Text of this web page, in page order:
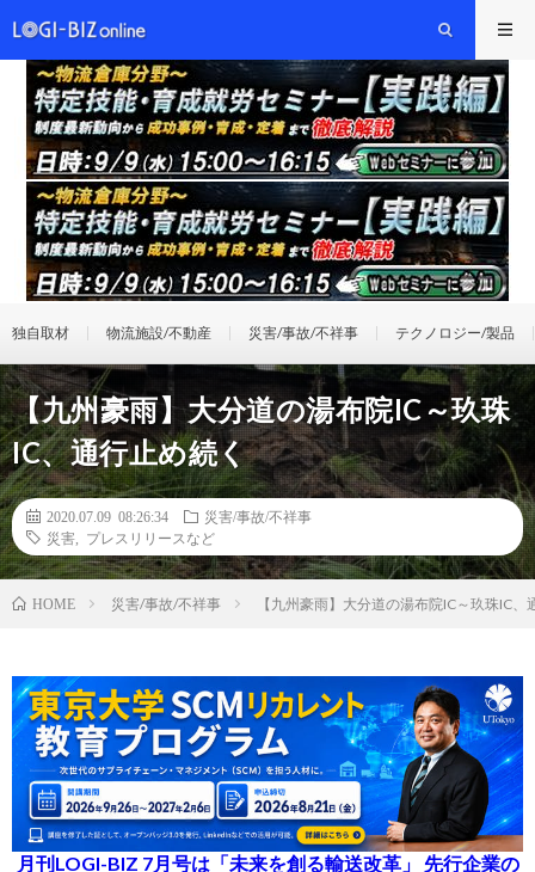
独自取材 物流施設/不動産 災害/事故/不祥事 テクノロジー/製品
【九州豪雨】大分道の湯布院IC～玖珠
IC、通行止め続く
2020.07.09 08:26:34
災害/事故/不祥事
災害
プレスリリースなど
HOME 災害/事故/不祥事 【九州豪雨】大分道の湯布院IC～玖珠IC、
月刊LOGI-BIZ 7月号は「未来を創る輸送改革」 先行企業の